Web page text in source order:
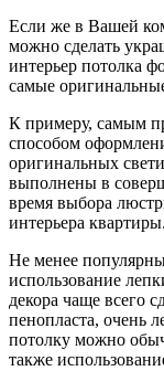
Если же в Вашей
можно сделать
интерьер потолка
самые
К примеру, самым
способом
оригинальных
выполнены в
время выбора
интерьера квартиры.
Не менее
использование
декора чаще всего
пенопласта, очень
потолку можно
также